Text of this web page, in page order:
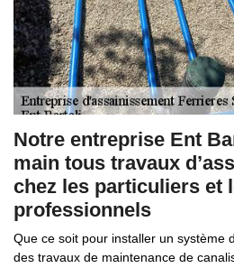
Notre entreprise Ent
main tous travaux
chez les particuliers et
professionnels
Que ce soit pour installer un système
des travaux de maintenance de